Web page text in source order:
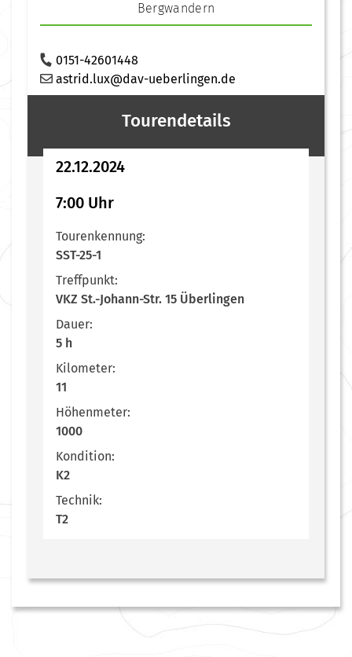
Bergwandern
0151-42601448
astrid.lux@dav-ueberlingen.de
Tourendetails
22.12.2024
7:00 Uhr
Tourenkennung:
SST-25-1
Treffpunkt:
VKZ St.-Johann-Str. 15 Überlingen
Dauer:
5 h
Kilometer:
11
Höhenmeter:
1000
Kondition:
K2
Technik:
T2